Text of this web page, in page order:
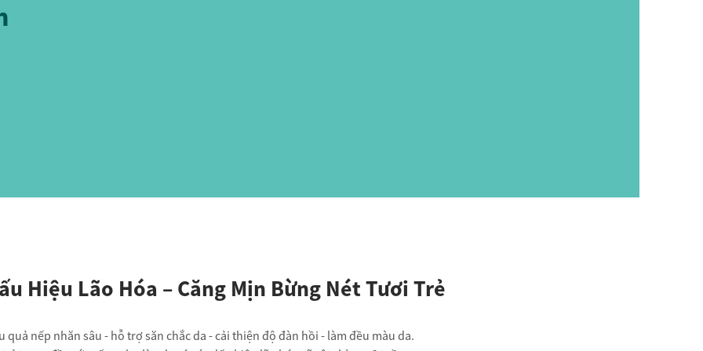
Năng Amway Queen™
Hiệu Lão Hóa – Căng Mịn Bừng Nét Tươi Trẻ
quả nếp nhăn sâu - hỗ trợ săn chắc da - cải thiện độ đàn hồi - làm đều màu da.